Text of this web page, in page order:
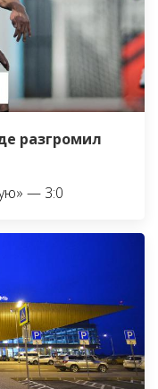
разгромил
— 3:0